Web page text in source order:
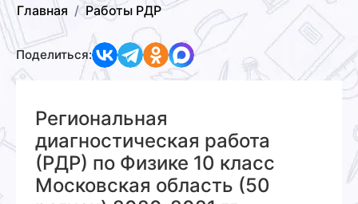
Главная Работы РДР
Поделиться:
Региональная
диагностическая работа
(РДР) по Физике 10 класс
Московская область (50